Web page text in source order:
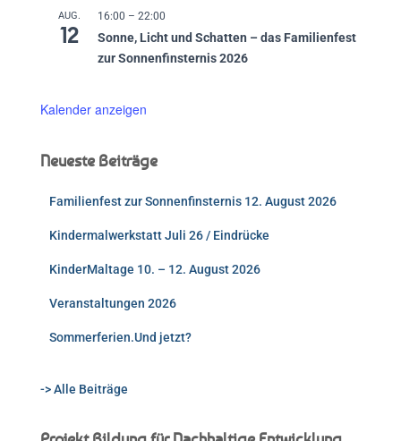
AUG.
12
16:00 – 22:00
Sonne, Licht und Schatten – das Familienfest
zur Sonnenfinsternis 2026
Kalender anzeigen
Neueste Beiträge
Familienfest zur Sonnenfinsternis 12. August 2026
Kindermalwerkstatt Juli 26 / Eindrücke
KinderMaltage 10. – 12. August 2026
Veranstaltungen 2026
Sommerferien.Und jetzt?
-> Alle Beiträge